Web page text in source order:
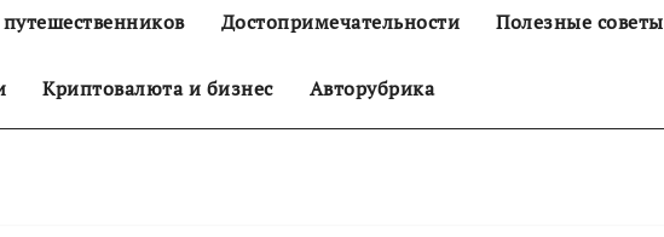
Достопримечательности Полезные советы
Криптовалюта и бизнес Авторубрика